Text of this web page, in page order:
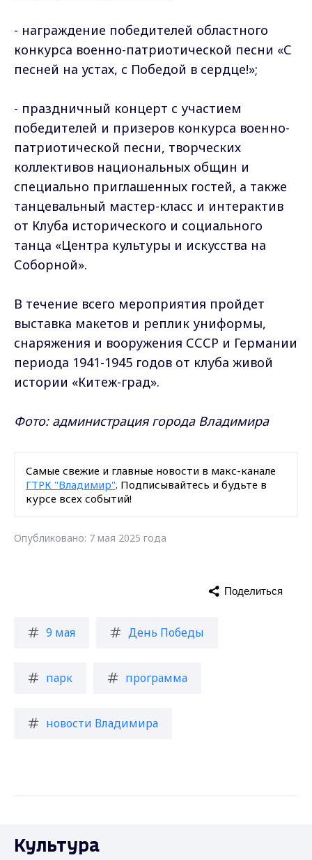
- награждение победителей областного
конкурса военно-патриотической песни «С
песней на устах, с Победой в сердце!»;
- праздничный концерт с участием
победителей и призеров конкурса военно-
патриотической песни, творческих
коллективов национальных общин и
специально приглашенных гостей, а также
танцевальный мастер-класс и интерактив
от Клуба исторического и социального
танца «Центра культуры и искусства на
Соборной».
В течение всего мероприятия пройдет
выставка макетов и реплик униформы,
снаряжения и вооружения СССР и Германии
периода 1941-1945 годов от клуба живой
истории «Китеж-град».
Фото: администрация города Владимира
Самые свежие и главные новости в макс-канале
ГТРК "Владимир". Подписывайтесь и будьте в
курсе всех событий!
Опубликовано: 7 мая 2025 года
9 мая День Победы
парк программа
новости Владимира
Поделиться
Культура